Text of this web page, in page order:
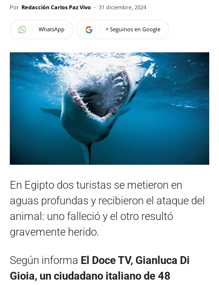
Por Redacción Carlos Paz Vivo - 31 diciembre, 2024
WhatsApp + Seguinos en Google
En Egipto dos turistas se metieron en
aguas profundas y recibieron el ataque del
animal: uno falleció y el otro resultó
gravemente herido.
Según informa El Doce TV, Gianluca Di
Gioia, un ciudadano italiano de 48